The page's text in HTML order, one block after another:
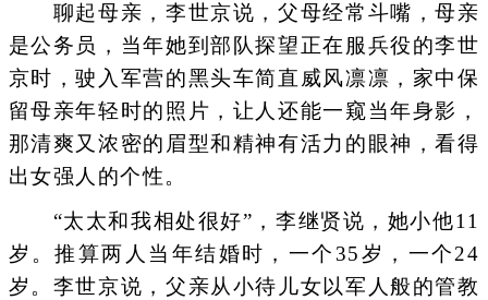
聊起母亲，李世京说，父母经常斗嘴，母亲
是公务员，当年她到部队探望正在服兵役的李世
京时，驶入军营的黑头车简直威风凛凛，家中保
留母亲年轻时的照片，让人还能一窥当年身影，
那清爽又浓密的眉型和精神有活力的眼神，看得
出女强人的个性。
“太太和我相处很好”，李继贤说，她小他11
岁。推算两人当年结婚时，一个35岁，一个24
岁。李世京说，父亲从小待儿女以军人般的管教